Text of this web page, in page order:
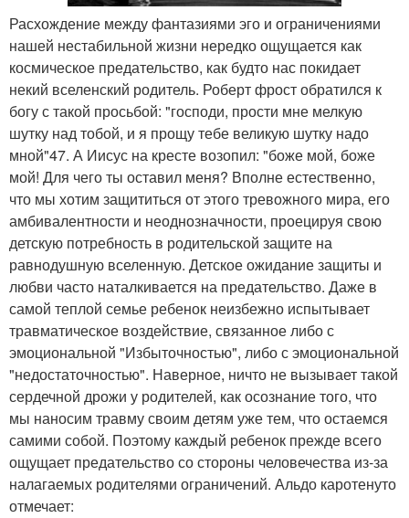
Расхождение между фантазиями эго и ограничениями
нашей нестабильной жизни нередко ощущается как
космическое предательство, как будто нас покидает
некий вселенский родитель. Роберт фрост обратился к
богу с такой просьбой: "господи, прости мне мелкую
шутку над тобой, и я прощу тебе великую шутку надо
мной"47. А Иисус на кресте возопил: "боже мой, боже
мой! Для чего ты оставил меня? Вполне естественно,
что мы хотим защититься от этого тревожного мира, его
амбивалентности и неоднозначности, проецируя свою
детскую потребность в родительской защите на
равнодушную вселенную. Детское ожидание защиты и
любви часто наталкивается на предательство. Даже в
самой теплой семье ребенок неизбежно испытывает
травматическое воздействие, связанное либо с
эмоциональной "Избыточностью", либо с эмоциональной
"недостаточностью". Наверное, ничто не вызывает такой
сердечной дрожи у родителей, как осознание того, что
мы наносим травму своим детям уже тем, что остаемся
самими собой. Поэтому каждый ребенок прежде всего
ощущает предательство со стороны человечества из-за
налагаемых родителями ограничений. Альдо каротенуто
отмечает: